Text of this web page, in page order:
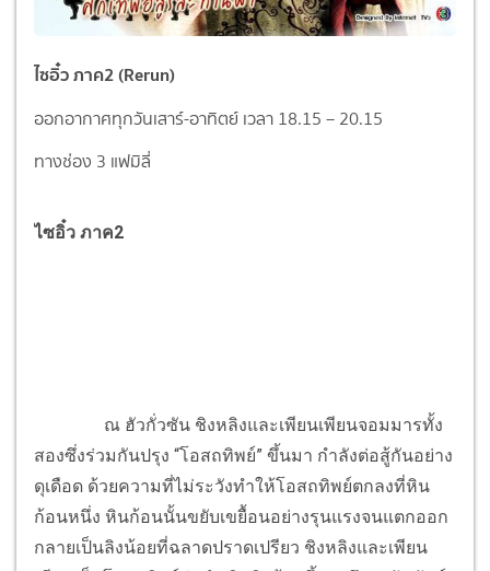
ไซอิ๋ว ภาค2 (Rerun)
ออกอากาศทุกวันเสาร์-อาทิตย์ เวลา 18.15 – 20.15
ทางช่อง 3 แฟมิลี่
ไซอิ๋ว ภาค2
ณ ฮัวกั่วซัน ชิงหลิงและเพียนเพียนจอมมารทั้ง
สองซึ่งร่วมกันปรุง “โอสถทิพย์” ขึ้นมา กำลังต่อสู้กันอย่าง
ดุเดือด ด้วยความที่ไม่ระวังทำให้โอสถทิพย์ตกลงที่หิน
ก้อนหนึ่ง หินก้อนนั้นขยับเขยื้อนอย่างรุนแรงจนแตกออก
กลายเป็นลิงน้อยที่ฉลาดปราดเปรียว ชิงหลิงและเพียน